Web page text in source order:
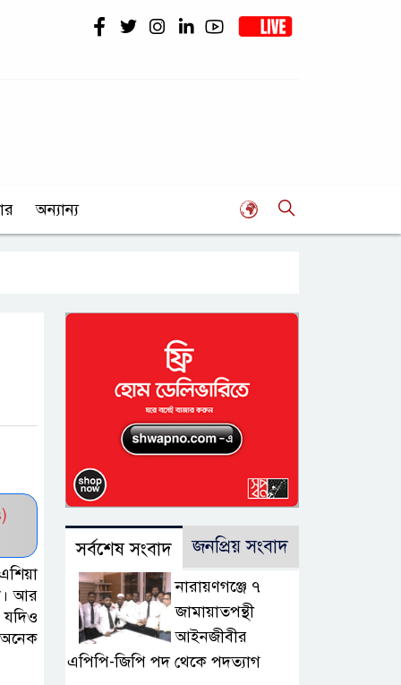
অন্যান্য
আর
যদিও
সর্বশেষ সংবাদ জনপ্রিয় সংবাদ
নারায়ণগঞ্জে ৭
জামায়াতপন্থী
আইনজীবীর
এপিপি-জিপি পদ থেকে পদত্যাগ